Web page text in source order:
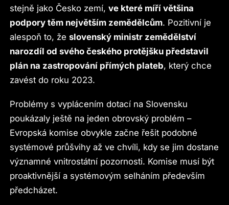
stejně jako Česko zemí,ve které míří většina
podpory těm největším zemědělcům. Pozitivní je
alespoň to, žeslovenský ministr zemědělství
narozdíl od svého českého protějšku představil
plán na zastropování přímých plateb, který chce
zavést do roku 2023.
Problémy s vyplácením dotací na Slovensku
poukázaly ještě na jeden obrovský problém –
Evropská komise obvykle začne řešit podobné
systémové průšvihy až ve chvíli, kdy se jim dostane
významné vnitrostátní pozornosti. Komise musí být
proaktivnější a systémovým selháním především
předcházet.